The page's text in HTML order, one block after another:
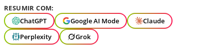
RESUMIR COM:
ChatGPT
Google AI Mode
Claude
Perplexity
Grok